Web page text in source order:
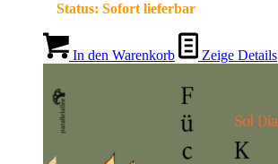
Status: Sofort lieferbar
In den Warenkorb Zeige Details